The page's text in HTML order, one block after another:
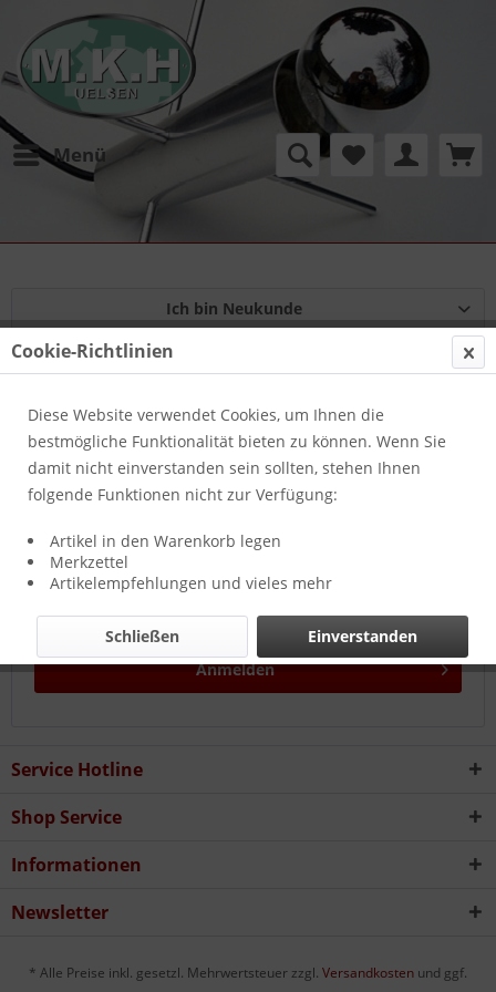
Menü
Ich bin Neukunde
Einloggen mit Ihrer E-Mail-Adresse und Ihrem Passwort
Passwort vergessen?
Anmelden
Service Hotline
Shop Service
Informationen
Newsletter
* Alle Preise inkl. gesetzl. Mehrwertsteuer zzgl. Versandkosten und ggf.
Cookie-Richtlinien
Diese Website verwendet Cookies, um Ihnen die
bestmögliche Funktionalität bieten zu können. Wenn Sie
damit nicht einverstanden sein sollten, stehen Ihnen
folgende Funktionen nicht zur Verfügung:
Artikel in den Warenkorb legen
Merkzettel
Artikelempfehlungen und vieles mehr
Einverstanden
Schließen